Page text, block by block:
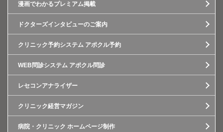
漫画でわかるプレミアム掲載
ドクターズインタビューのご案内
クリニック予約システム アポクル予約
WEB問診システム アポクル問診
レセコンアナライザー
クリニック経営マガジン
病院・クリニック ホームページ制作